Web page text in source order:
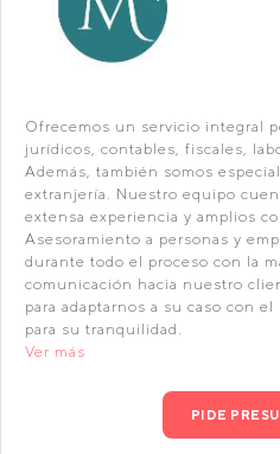
Ofrecemos un servicio integral
jurídicos, contables, fiscales,
Además, también somos
extranjería. Nuestro equipo
extensa experiencia y amplios
Asesoramiento a personas y
durante todo el proceso con la
comunicación hacia nuestro
para adaptarnos a su caso con
para su tranquilidad.
Ver más
PIDE